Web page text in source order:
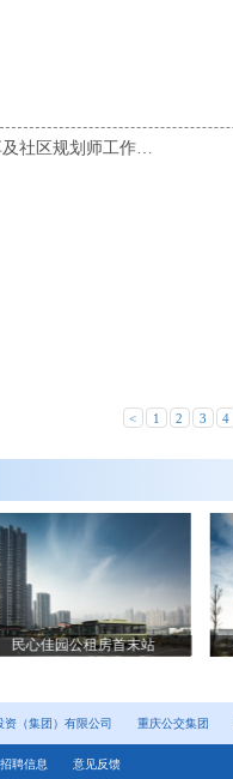
< 1 2 3 4
民心佳园公租房首末站
（集团）有限公司 重庆公交集团
招聘信息 意见反馈